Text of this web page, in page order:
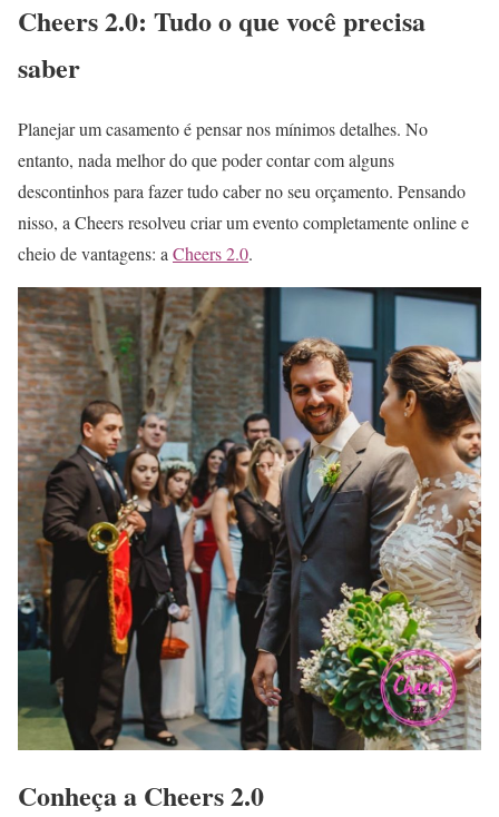
Cheers 2.0: Tudo o que você precisa
saber
Planejar um casamento é pensar nos mínimos detalhes. No
entanto, nada melhor do que poder contar com alguns
descontinhos para fazer tudo caber no seu orçamento. Pensando
nisso, a Cheers resolveu criar um evento completamente online e
cheio de vantagens: aCheers 2.0.
Conheça a Cheers 2.0